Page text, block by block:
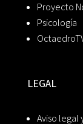
Proyecto
Psicología
LEGAL
Aviso legal